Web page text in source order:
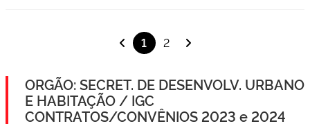
1 2
ORGÃO: SECRET. DE DESENVOLV. URBANO
E HABITAÇÃO / IGC
CONTRATOS/CONVÊNIOS 2023 e 2024